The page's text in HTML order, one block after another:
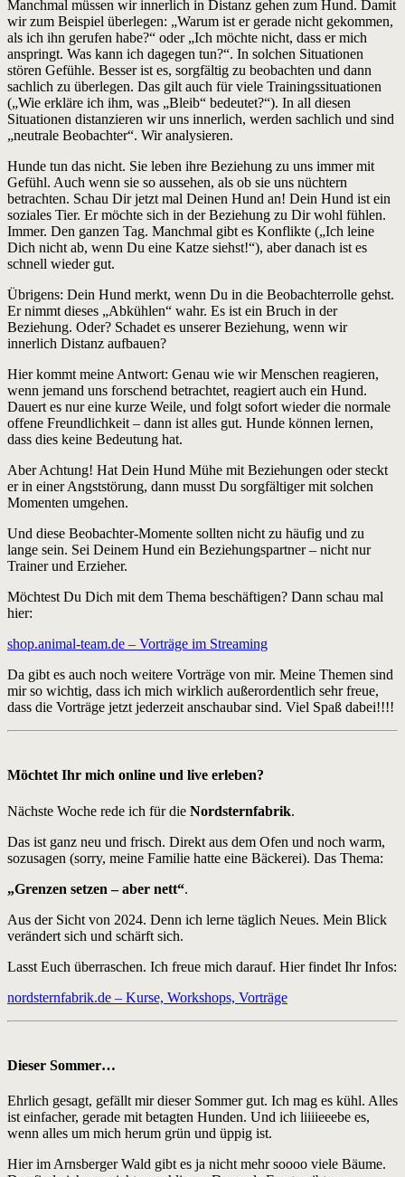
Manchmal müssen wir innerlich in Distanz gehen zum Hund. Damit
wir zum Beispiel überlegen: „Warum ist er gerade nicht gekommen,
als ich ihn gerufen habe?“ oder „Ich möchte nicht, dass er mich
anspringt. Was kann ich dagegen tun?“. In solchen Situationen
stören Gefühle. Besser ist es, sorgfältig zu beobachten und dann
sachlich zu überlegen. Das gilt auch für viele Trainingssituationen
(„Wie erkläre ich ihm, was „Bleib“ bedeutet?“). In all diesen
Situationen distanzieren wir uns innerlich, werden sachlich und sind
„neutrale Beobachter“. Wir analysieren.
Hunde tun das nicht. Sie leben ihre Beziehung zu uns immer mit
Gefühl. Auch wenn sie so aussehen, als ob sie uns nüchtern
betrachten. Schau Dir jetzt mal Deinen Hund an! Dein Hund ist ein
soziales Tier. Er möchte sich in der Beziehung zu Dir wohl fühlen.
Immer. Den ganzen Tag. Manchmal gibt es Konflikte („Ich leine
Dich nicht ab, wenn Du eine Katze siehst!“), aber danach ist es
schnell wieder gut.
Übrigens: Dein Hund merkt, wenn Du in die Beobachterrolle gehst.
Er nimmt dieses „Abkühlen“ wahr. Es ist ein Bruch in der
Beziehung. Oder? Schadet es unserer Beziehung, wenn wir
innerlich Distanz aufbauen?
Hier kommt meine Antwort: Genau wie wir Menschen reagieren,
wenn jemand uns forschend betrachtet, reagiert auch ein Hund.
Dauert es nur eine kurze Weile, und folgt sofort wieder die normale
offene Freundlichkeit – dann ist alles gut. Hunde können lernen,
dass dies keine Bedeutung hat.
Aber Achtung! Hat Dein Hund Mühe mit Beziehungen oder steckt
er in einer Angststörung, dann musst Du sorgfältiger mit solchen
Momenten umgehen.
Und diese Beobachter-Momente sollten nicht zu häufig und zu
lange sein. Sei Deinem Hund ein Beziehungspartner – nicht nur
Trainer und Erzieher.
Möchtest Du Dich mit dem Thema beschäftigen? Dann schau mal
hier:
shop.animal-team.de – Vorträge im Streaming
Da gibt es auch noch weitere Vorträge von mir. Meine Themen sind
mir so wichtig, dass ich mich wirklich außerordentlich sehr freue,
dass die Vorträge jetzt jederzeit anschaubar sind. Viel Spaß dabei!!!!
Möchtet Ihr mich online und live erleben?
Nächste Woche rede ich für die Nordsternfabrik.
Das ist ganz neu und frisch. Direkt aus dem Ofen und noch warm,
sozusagen (sorry, meine Familie hatte eine Bäckerei). Das Thema:
„Grenzen setzen – aber nett“.
Aus der Sicht von 2024. Denn ich lerne täglich Neues. Mein Blick
verändert sich und schärft sich.
Lasst Euch überraschen. Ich freue mich darauf. Hier findet Ihr Infos:
nordsternfabrik.de – Kurse, Workshops, Vorträge
Dieser Sommer…
Ehrlich gesagt, gefällt mir dieser Sommer gut. Ich mag es kühl. Alles
ist einfacher, gerade mit betagten Hunden. Und ich liiiieeebe es,
wenn alles um mich herum grün und üppig ist.
Hier im Arnsberger Wald gibt es ja nicht mehr soooo viele Bäume.